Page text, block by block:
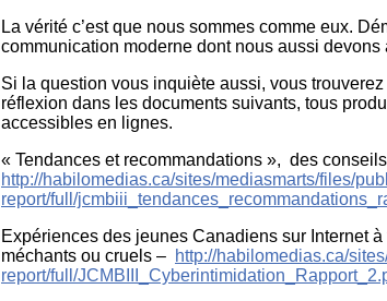
La vérité c’est que nous sommes comme eux.
communication moderne dont nous aussi
Si la question vous inquiète aussi, vous
réflexion dans les documents suivants, tous
accessibles en lignes.
« Tendances et recommandations », des
http://habilomedias.ca/sites/mediasmarts/files/
report/full/
Expériences des jeunes Canadiens sur Internet
méchants ou cruels – http://habilomedias.ca/
report/full/